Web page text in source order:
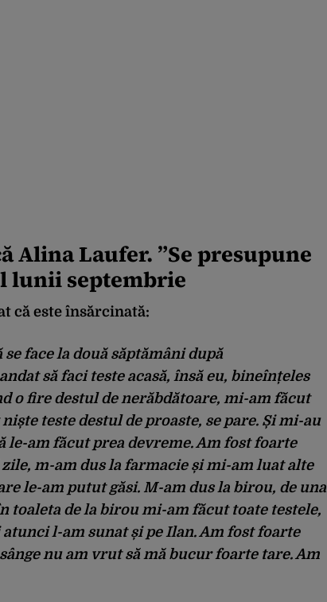
Alina Laufer. ”Se presupune
lunii septembrie
că este însărcinată:
face la două săptămâni după
să faci teste acasă, însă eu, bineînțeles
o fire destul de nerăbdătoare, mi-am făcut
teste destul de proaste, se pare. Și mi-au
le-am făcut prea devreme. Am fost foarte
m-am dus la farmacie și mi-am luat alte
le-am putut găsi. M-am dus la birou, de una
toaleta de la birou mi-am făcut toate testele,
l-am sunat și pe Ilan. Am fost foarte
nu am vrut să mă bucur foarte tare. Am